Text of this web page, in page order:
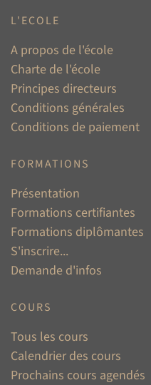
L'ECOLE
A propos de l'école
Charte de l'école
Principes directeurs
Conditions générales
Conditions de paiement
FORMATIONS
Présentation
Formations certifiantes
Formations diplômantes
S'inscrire...
Demande d'infos
COURS
Tous les cours
Calendrier des cours
Prochains cours agendés